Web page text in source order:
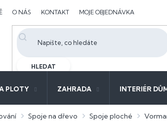
O NÁS KONTAKT MOJE OBJEDNÁVKA
HLEDAT
PLOTY ZAHRADA INTERIÉR
Spoje na dřevo Spoje ploché